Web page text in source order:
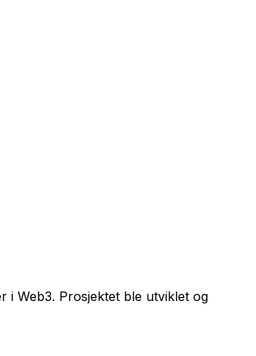
i Web3. Prosjektet ble utviklet og